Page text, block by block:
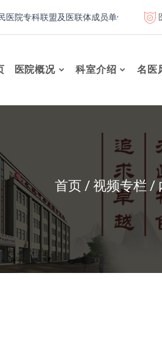
专科联盟及医联体成员单位 首都
医院概况 科室介绍 名医
首页 视频专栏